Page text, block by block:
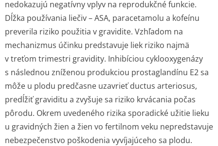
nedokazujú negatívny vplyv na reprodukčné funkcie.
Dĺžka používania liečiv – ASA, paracetamolu a kofeínu
preverila riziko použitia v gravidite. Vzhľadom na
mechanizmus účinku predstavuje liek riziko najmä
v treťom trimestri gravidity. Inhibíciou cyklooxygenázy
s následnou zníženou produkciou prostaglandínu E2 sa
môže u plodu predčasne uzavrieť ductus arteriosus,
predĺžiť graviditu a zvyšuje sa riziko krvácania počas
pôrodu. Okrem uvedeného rizika sporadické užitie lieku
u gravidných žien a žien vo fertilnom veku nepredstavuje
nebezpečenstvo poškodenia vyvíjajúceho sa plodu.